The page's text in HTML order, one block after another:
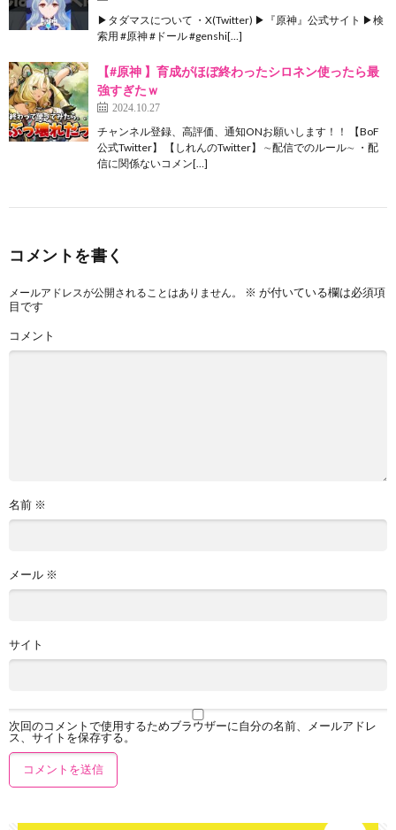
▶タダマスについて ・X(Twitter) ▶『原神』公式サイト ▶検
索用 #原神 #ドール #genshi[…]
【#原神 】育成がほぼ終わったシロネン使ったら最
強すぎたｗ
2024.10.27
チャンネル登録、高評価、通知ONお願いします！！ 【BoF
公式Twitter】 【しれんのTwitter】 ∼配信でのルール∼ ・配
信に関係ないコメン[…]
コメントを書く
メールアドレスが公開されることはありません。 ※ が付いている欄は必須項
目です
コメント
名前 ※
メール ※
サイト
次回のコメントで使用するためブラウザーに自分の名前、メールアドレ
ス、サイトを保存する。